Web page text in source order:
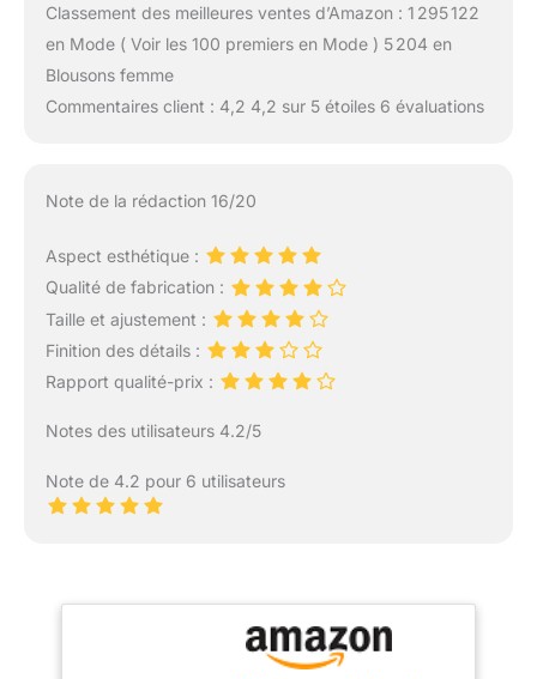
Classement des meilleures ventes d’Amazon : 1 295 122
en Mode ( Voir les 100 premiers en Mode ) 5 204 en
Blousons femme
Commentaires client : 4,2 4,2 sur 5 étoiles 6 évaluations
Note de la rédaction 16/20
Aspect esthétique :
Qualité de fabrication :
Taille et ajustement :
Finition des détails :
Rapport qualité-prix :
Notes des utilisateurs 4.2/5
Note de 4.2 pour 6 utilisateurs